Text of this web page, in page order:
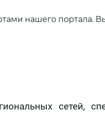
нашего портала.
сетей,